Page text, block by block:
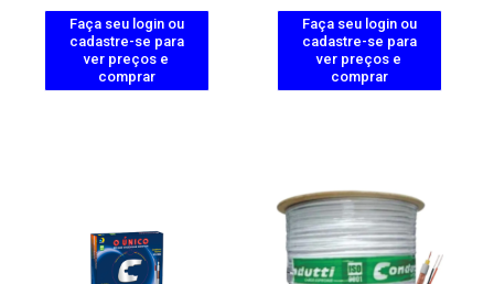
Faça seu login ou
cadastre-se para
ver preços e
comprar
Faça seu login ou
cadastre-se para
ver preços e
comprar